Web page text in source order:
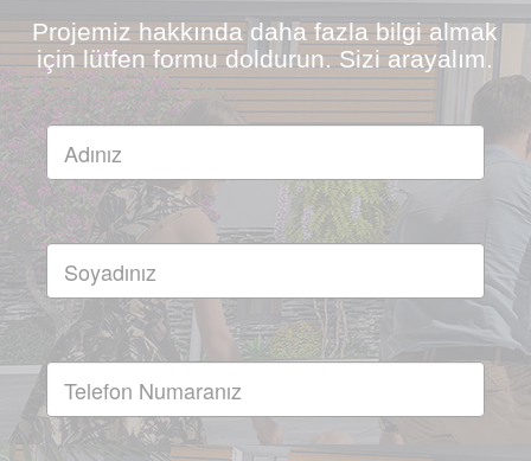
Projemiz hakkında daha fazla bilgi almak
için lütfen formu doldurun. Sizi arayalım.